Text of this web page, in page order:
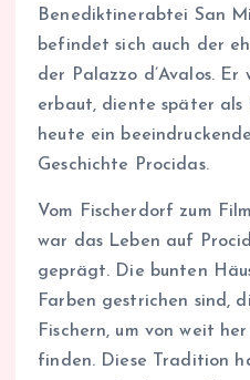
Benediktinerabtei San
befindet sich auch der
der Palazzo d’Avalos. Er
erbaut, diente später als
heute ein
Geschichte Procidas.
Vom Fischerdorf zum
war das Leben auf
geprägt. Die bunten
Farben gestrichen sind,
Fischern, um von weit
finden. Diese Tradition